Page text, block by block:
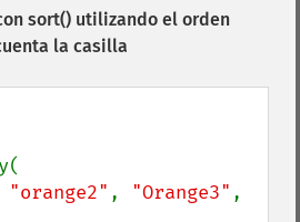
sort() utilizando el orden
la casilla
"orange2" , "Orange3"